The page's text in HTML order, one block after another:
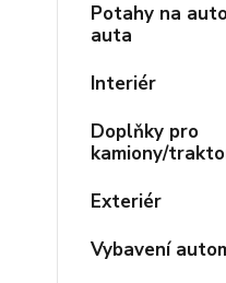
Potahy na
auta
Interiér
Doplňky pro
kamiony/
Exteriér
Vybavení